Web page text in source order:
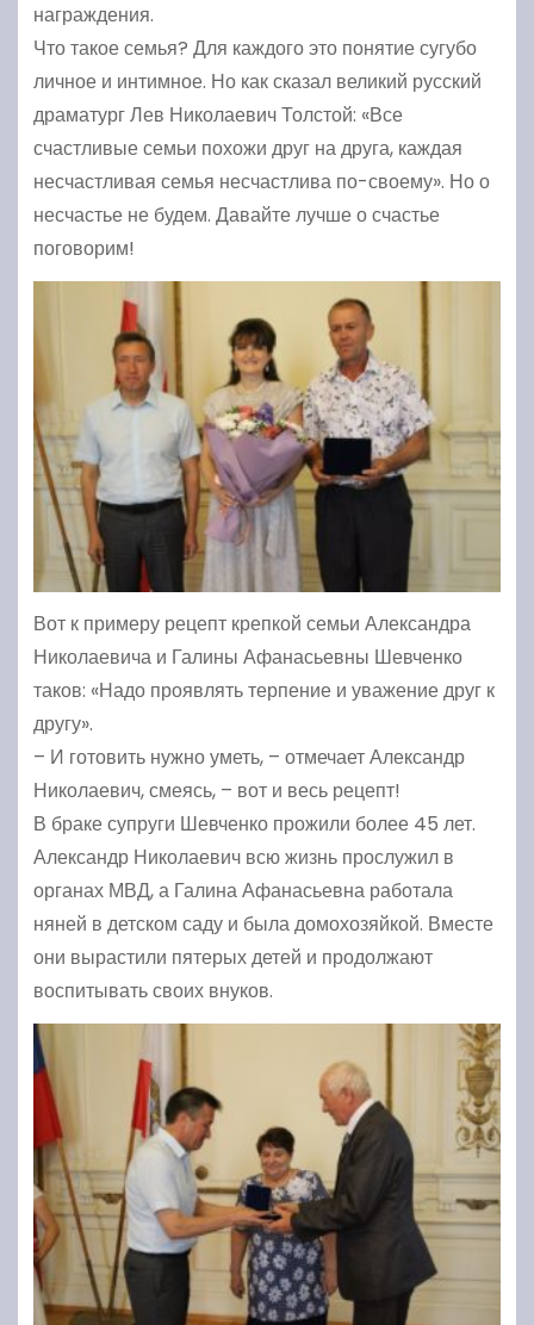
награждения.
Что такое семья? Для каждого это понятие сугубо
личное и интимное. Но как сказал великий русский
драматург Лев Николаевич Толстой: «Все
счастливые семьи похожи друг на друга, каждая
несчастливая семья несчастлива по-своему». Но о
несчастье не будем. Давайте лучше о счастье
поговорим!
Вот к примеру рецепт крепкой семьи Александра
Николаевича и Галины Афанасьевны Шевченко
таков: «Надо проявлять терпение и уважение друг к
другу».
– И готовить нужно уметь, – отмечает Александр
Николаевич, смеясь, – вот и весь рецепт!
В браке супруги Шевченко прожили более 45 лет.
Александр Николаевич всю жизнь прослужил в
органах МВД, а Галина Афанасьевна работала
няней в детском саду и была домохозяйкой. Вместе
они вырастили пятерых детей и продолжают
воспитывать своих внуков.